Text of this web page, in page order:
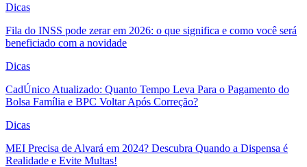
Dicas
Fila do INSS pode zerar em 2026: o que significa e como você será
beneficiado com a novidade
Dicas
CadÚnico Atualizado: Quanto Tempo Leva Para o Pagamento do
Bolsa Família e BPC Voltar Após Correção?
Dicas
MEI Precisa de Alvará em 2024? Descubra Quando a Dispensa é
Realidade e Evite Multas!